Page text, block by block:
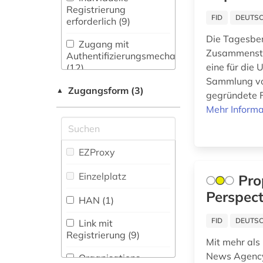
Philologie.
Byzantinistik.
Mittellateinische und
Neugriechische
Philologie. Neulatein (0)
Maschinenbau (0)
Mathematik (0)
Medien- und
Kommunikationswissenschaften,
Kommunikationsdesign (17)
Medizin (2)
Militärwissenschaft
(0)
europa (1)
fid asien (11)
film (1)
filmgeschichte (1)
flugblatt (1)
geisteswissenschaften
geschichte 618-
Zeitungs-,
Zeitschriftenbibliographie
(1
Registrierung
erforderlich (9)
Zugang mit
Authentifizierungsmechanismen
(12)
▲ Zugangsform (3)
EZProxy
Einzelplatz
HAN (1)
Link mit
Registrierung (9)
Organisations-
FID
Die
eine für die
Sammlung
gegründete
Mehr
FID
Mit mehr als
News